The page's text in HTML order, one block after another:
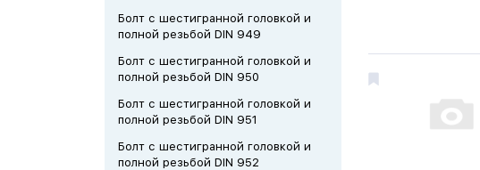
Болт с шестигранной головкой и
полной резьбой DIN 949
Болт с шестигранной головкой и
полной резьбой DIN 950
Болт с шестигранной головкой и
полной резьбой DIN 951
Болт с шестигранной головкой и
полной резьбой DIN 952